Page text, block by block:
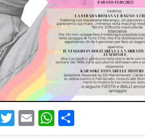
Facebook
TwitterEmailWhatsApp